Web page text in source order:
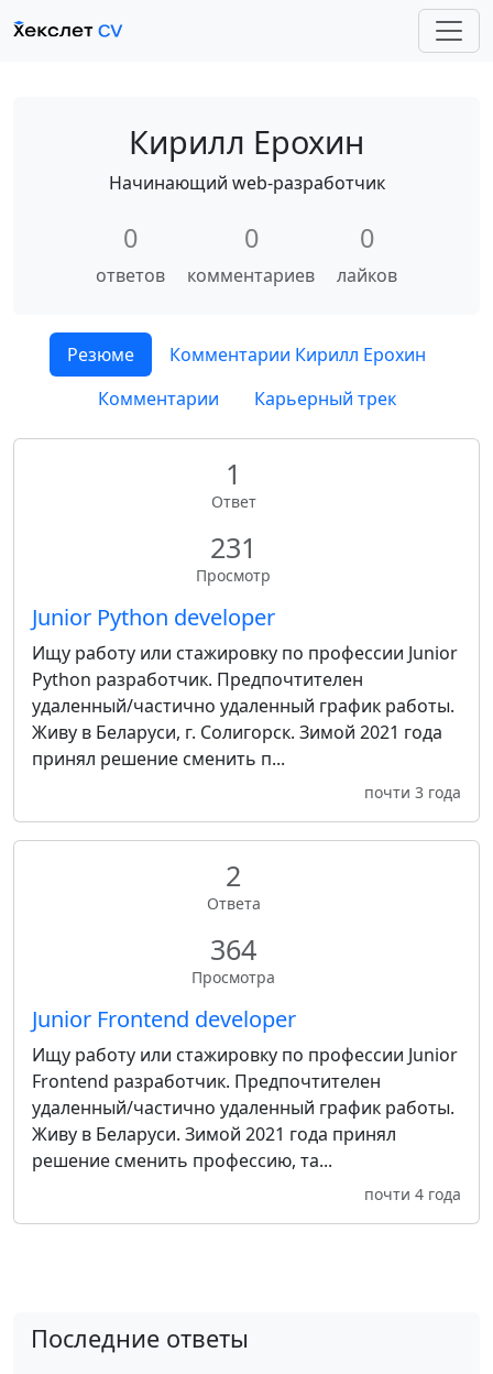
Кирилл Ерохин
Начинающий web-разработчик
0
ответов
0
комментариев
0
лайков
Резюме
Комментарии Кирилл Ерохин
Комментарии
Карьерный трек
1
Ответ
231
Просмотр
Junior Python developer
Ищу работу или стажировку по профессии Junior
Python разработчик. Предпочтителен
удаленный/частично удаленный график работы.
Живу в Беларуси, г. Солигорск. Зимой 2021 года
принял решение сменить п...
почти 3 года
2
Ответа
364
Просмотра
Junior Frontend developer
Ищу работу или стажировку по профессии Junior
Frontend разработчик. Предпочтителен
удаленный/частично удаленный график работы.
Живу в Беларуси. Зимой 2021 года принял
решение сменить профессию, та...
почти 4 года
Последние ответы